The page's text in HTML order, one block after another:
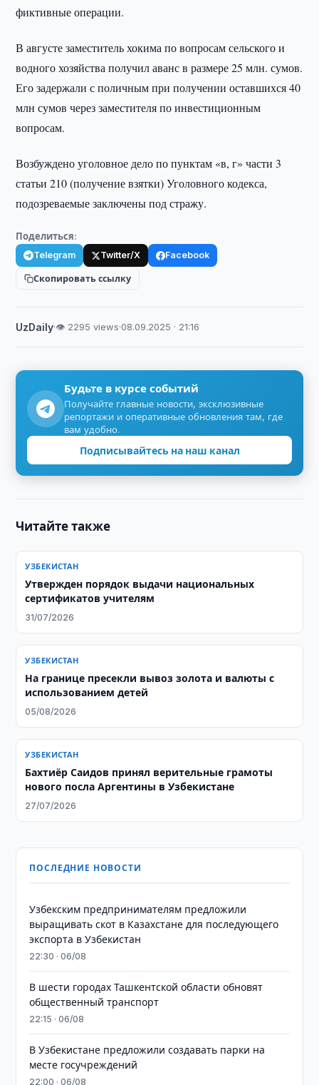
фиктивные операции.
В августе заместитель хокима по вопросам сельского и
водного хозяйства получил аванс в размере 25 млн. сумов.
Его задержали с поличным при получении оставшихся 40
млн сумов через заместителя по инвестиционным
вопросам.
Возбуждено уголовное дело по пунктам «в, г» части 3
статьи 210 (получение взятки) Уголовного кодекса,
подозреваемые заключены под стражу.
Поделиться:
Telegram Twitter/X Facebook
Скопировать ссылку
UzDaily·👁 2295 views·08.09.2025 · 21:16
Будьте в курсе событий
Получайте главные новости, эксклюзивные
репортажи и оперативные обновления там, где
вам удобно.
Подписывайтесь на наш канал
Читайте также
УЗБЕКИСТАН
Утвержден порядок выдачи национальных
сертификатов учителям
31/07/2026
УЗБЕКИСТАН
На границе пресекли вывоз золота и валюты с
использованием детей
05/08/2026
УЗБЕКИСТАН
Бахтиёр Саидов принял верительные грамоты
нового посла Аргентины в Узбекистане
27/07/2026
ПОСЛЕДНИЕ НОВОСТИ
Узбекским предпринимателям предложили
выращивать скот в Казахстане для последующего
экспорта в Узбекистан
22:30 · 06/08
В шести городах Ташкентской области обновят
общественный транспорт
22:15 · 06/08
В Узбекистане предложили создавать парки на
месте госучреждений
22:00 · 06/08